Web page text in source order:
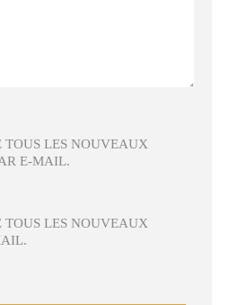
TOUS LES NOUVEAUX
E-MAIL.
TOUS LES NOUVEAUX